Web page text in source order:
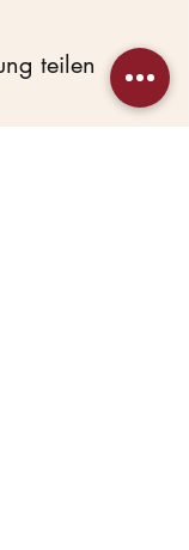
teilen